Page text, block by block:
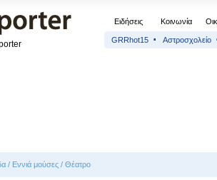
Ειδήσεις Κοινωνία
GRRhot15 Αστροσχολείο
/ Εννιά μούσες / Θέατρο